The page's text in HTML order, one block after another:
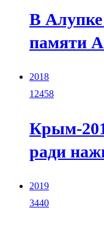
В
памяти
2018
12458
Крым-
ради
2019
3440